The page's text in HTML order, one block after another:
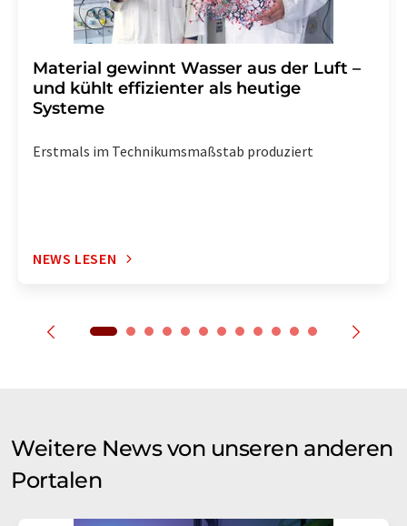
Material gewinnt Wasser aus der Luft –
und kühlt effizienter als heutige
Systeme
Erstmals im Technikumsmaßstab produziert
NEWS LESEN
Weitere News von unseren anderen
Portalen